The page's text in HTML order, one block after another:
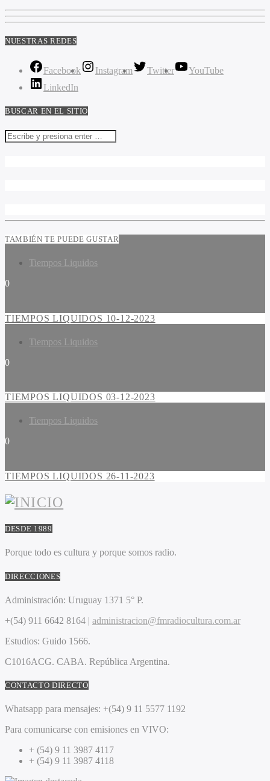
NUESTRAS REDES
Facebook Instagram Twitter
YouTube
LinkedIn
BUSCAR EN EL SITIO
TAMBIÉN TE PUEDE GUSTAR
Tiempos Liquidos
0
TIEMPOS LIQUIDOS 10-12-2023
Tiempos Liquidos
0
TIEMPOS LIQUIDOS 03-12-2023
Tiempos Liquidos
0
TIEMPOS LIQUIDOS 26-11-2023
DESDE 1989
Porque todo es cultura y porque somos radio.
DIRECCIONES
Administración: Uruguay 1371 5° P.
+(54) 911 6642 8164 | administracion@fmradiocultura.com.ar
Estudios: Guido 1566.
C1016ACG. CABA. República Argentina.
CONTACTO DIRECTO
Whatsapp para mensajes: +(54) 9 11 5577 1192
Para comunicarse con emisiones en VIVO:
+ (54) 9 11 3987 4117
+ (54) 9 11 3987 4118